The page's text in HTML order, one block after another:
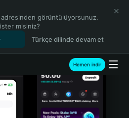
adresinden görüntülüyorsunuz.
misiniz?
Türkçe dilinde devam et
Hemen indir